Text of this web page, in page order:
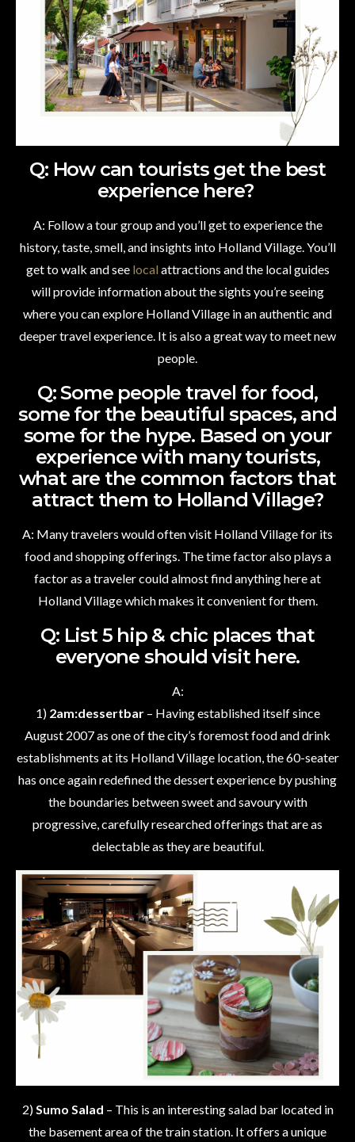
Q: How can tourists get the best
experience here?
A: Follow a tour group and you’ll get to experience the
history, taste, smell, and insights into Holland Village. You’ll
get to walk and see local attractions and the local guides
will provide information about the sights you’re seeing
where you can explore Holland Village in an authentic and
deeper travel experience. It is also a great way to meet new
people.
Q: Some people travel for food,
some for the beautiful spaces, and
some for the hype. Based on your
experience with many tourists,
what are the common factors that
attract them to Holland Village?
A: Many travelers would often visit Holland Village for its
food and shopping offerings. The time factor also plays a
factor as a traveler could almost find anything here at
Holland Village which makes it convenient for them.
Q: List 5 hip & chic places that
everyone should visit here.
A:
1) 2am:dessertbar– Having established itself since
August 2007 as one of the city’s foremost food and drink
establishments at its Holland Village location, the 60-seater
has once again redefined the dessert experience by pushing
the boundaries between sweet and savoury with
progressive, carefully researched offerings that are as
delectable as they are beautiful.
2)Sumo Salad – This is an interesting salad bar located in
the basement area of the train station. It offers a unique